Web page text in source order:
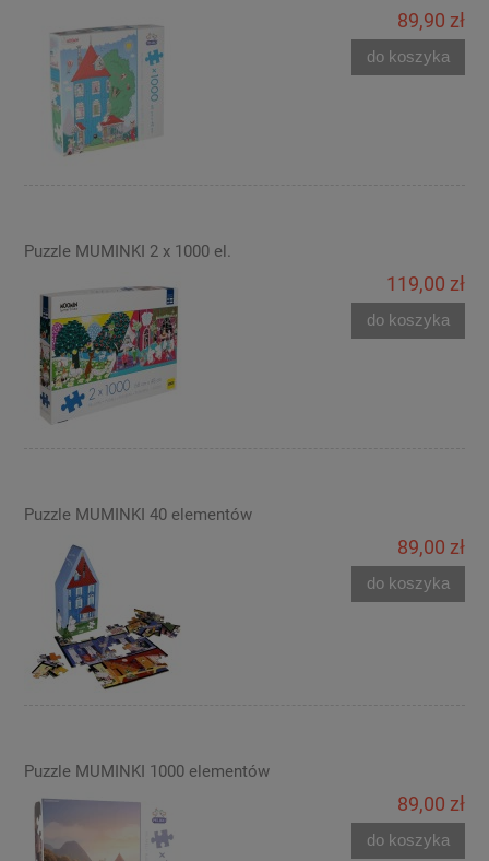
89,90 zł
do koszyka
Puzzle MUMINKI 2 x 1000 el.
119,00 zł
do koszyka
Puzzle MUMINKI 40 elementów
89,00 zł
do koszyka
Puzzle MUMINKI 1000 elementów
89,00 zł
do koszyka